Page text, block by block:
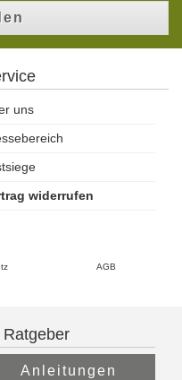
uns
widerrufen
AGB
Anleitungen